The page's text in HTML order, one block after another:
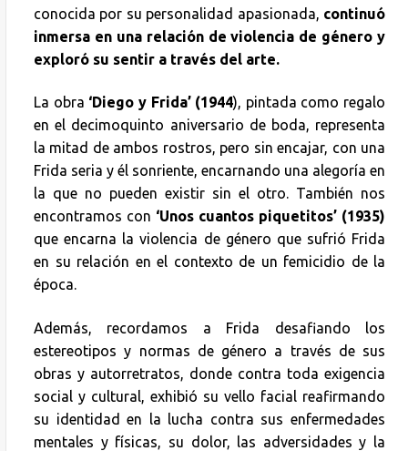
conocida por su personalidad apasionada, continuó
inmersa en una relación de violencia de género y
exploró su sentir a través del arte.
La obra ‘Diego y Frida’ (1944), pintada como regalo
en el decimoquinto aniversario de boda, representa
la mitad de ambos rostros, pero sin encajar, con una
Frida seria y él sonriente, encarnando una alegoría en
la que no pueden existir sin el otro. También nos
encontramos con ‘Unos cuantos piquetitos’ (1935)
que encarna la violencia de género que sufrió Frida
en su relación en el contexto de un femicidio de la
época.
Además, recordamos a Frida desafiando los
estereotipos y normas de género a través de sus
obras y autorretratos, donde contra toda exigencia
social y cultural, exhibió su vello facial reafirmando
su identidad en la lucha contra sus enfermedades
mentales y físicas, su dolor, las adversidades y la